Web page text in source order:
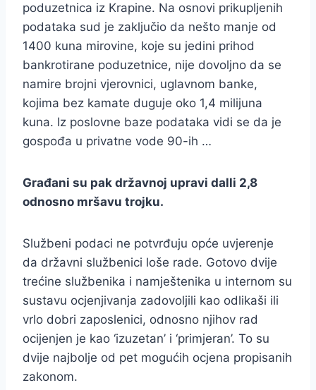
poduzetnica iz Krapine. Na osnovi prikupljenih
podataka sud je zaključio da nešto manje od
1400 kuna mirovine, koje su jedini prihod
bankrotirane poduzetnice, nije dovoljno da se
namire brojni vjerovnici, uglavnom banke,
kojima bez kamate duguje oko 1,4 milijuna
kuna. Iz poslovne baze podataka vidi se da je
gospođa u privatne vode 90-ih …
Građani su pak državnoj upravi dalli 2,8
odnosno mršavu trojku.
Službeni podaci ne potvrđuju opće uvjerenje
da državni službenici loše rade. Gotovo dvije
trećine službenika i namještenika u internom su
sustavu ocjenjivanja zadovoljili kao odlikaši ili
vrlo dobri zaposlenici, odnosno njihov rad
ocijenjen je kao ‘izuzetan’ i ‘primjeran’. To su
dvije najbolje od pet mogućih ocjena propisanih
zakonom.